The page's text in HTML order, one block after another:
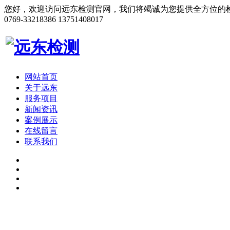
您好，欢迎访问远东检测官网，我们将竭诚为您提供全方位的
0769-33218386 13751408017
网站首页
关于远东
服务项目
新闻资讯
案例展示
在线留言
联系我们